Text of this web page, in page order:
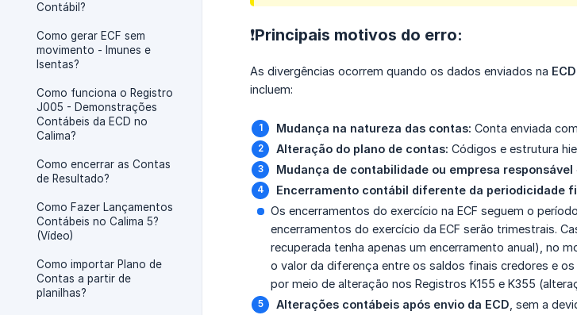
Contábil?
Como gerar ECF sem
movimento - Imunes e
Isentas?
Como funciona o Registro
J005 - Demonstrações
Contábeis da ECD no
Calima?
Como encerrar as Contas
de Resultado?
Como Fazer Lançamentos
Contábeis no Calima 5?
(Vídeo)
Como importar Plano de
Contas a partir de
planilhas?
❗Principais motivos do erro:
As divergências ocorrem quando os dados enviados na ECD
incluem:
Mudança na natureza das contas: Conta enviada
Alteração do plano de contas: Códigos e estrutura
Mudança de contabilidade ou empresa responsável
Encerramento contábil diferente da periodicidade
Os encerramentos do exercício na ECF seguem o
encerramentos do exercício da ECF serão trimestrais.
recuperada tenha apenas um encerramento anual), no
o valor da diferença entre os saldos finais credores e
por meio de alteração nos Registros K155 e K355
Alterações contábeis após envio da ECD , sem a